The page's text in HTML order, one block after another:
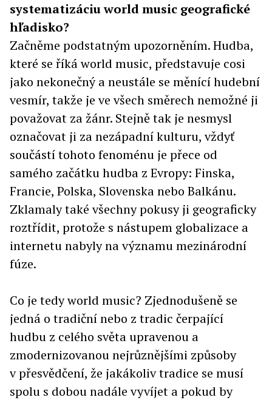
systematizáciu world music geografické
hľadisko?
Začněme podstatným upozorněním. Hudba,
které se říká world music, představuje cosi
jako nekonečný a neustále se měnící hudební
vesmír, takže je ve všech směrech nemožné ji
považovat za žánr. Stejně tak je nesmysl
označovat ji za nezápadní kulturu, vždyť
součástí tohoto fenoménu je přece od
samého začátku hudba z Evropy: Finska,
Francie, Polska, Slovenska nebo Balkánu.
Zklamaly také všechny pokusy ji geograficky
roztřídit, protože s nástupem globalizace a
internetu nabyly na významu mezinárodní
fúze.
Co je tedy world music? Zjednodušeně se
jedná o tradiční nebo z tradic čerpající
hudbu z celého světa upravenou a
zmodernizovanou nejrůznějšími způsoby
v přesvědčení, že jakákoliv tradice se musí
spolu s dobou nadále vyvíjet a pokud by